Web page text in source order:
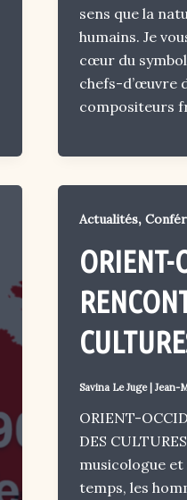
sens que la
humains. Je
cœur du
chefs-d’œuvre
compositeurs
Actualités,
ORIENT-
Savina Le Juge | Jean-
ORIENT-
DES
musicologue
temps, les